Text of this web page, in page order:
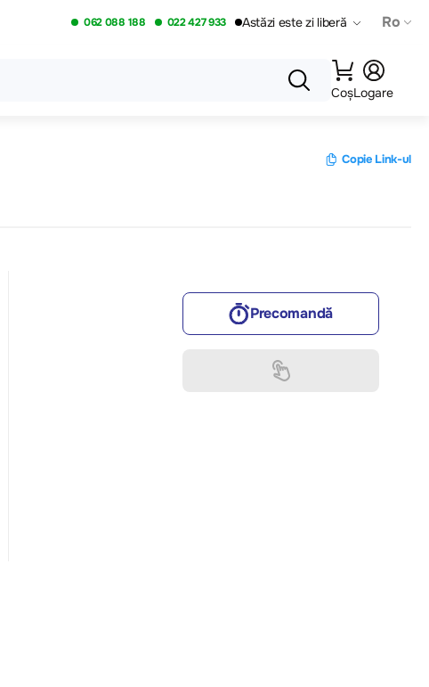
062 088 188 022 427 933 Astăzi este zi liberă Ro
CoșLogare
Copie Link-ul
Precomandă